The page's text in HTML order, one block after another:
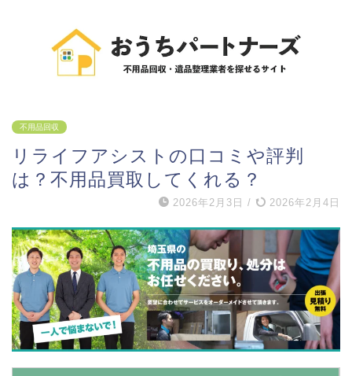
不用品回収
リライフアシストの口コミや評判
は？不用品買取してくれる？
2026年2月3日 / 2026年2月4日